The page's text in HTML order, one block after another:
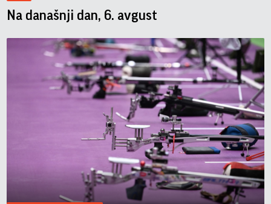
Na današnji dan, 6. avgust